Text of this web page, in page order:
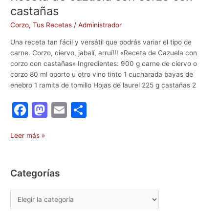
castañas
Corzo,Tus Recetas /Administrador
Una receta tan fácil y versátil que podrás variar el tipo de
carne. Corzo, ciervo, jabalí, arruí!!! «Receta de Cazuela con
corzo con castañas» Ingredientes: 900 g carne de ciervo o
corzo 80 ml oporto u otro vino tinto 1 cucharada bayas de
enebro 1 ramita de tomillo Hojas de laurel 225 g castañas 2
F
c
b
o
o
M
d
o
n
E
tir
Leer más »
Categorías